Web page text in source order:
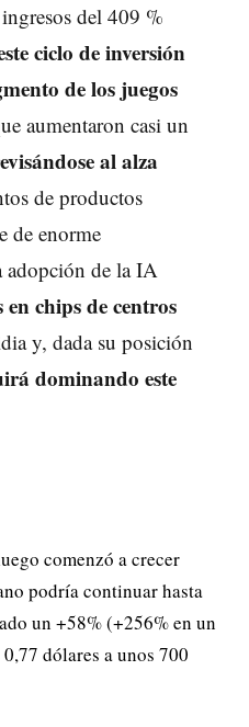
del 409 %
ciclo de inversión
de los juegos
aumentaron casi un
al alza
de productos
de enorme
adopción de la IA
chips de centros
y, dada su posición
dominando este
comenzó a crecer
podría continuar hasta
un +58% (+256% en un
dólares a unos 700